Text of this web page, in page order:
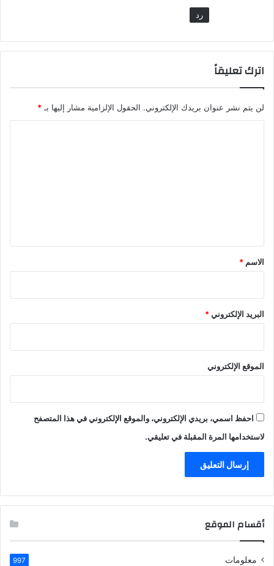
رد
اترك تعليقاً
لن يتم نشر عنوان بريدك الإلكتروني. الحقول الإلزامية مشار إليها بـ *
*
الاسم *
البريد الإلكتروني*
الموقع الإلكتروني
احفظ اسمي، بريدي الإلكتروني، والموقع الإلكتروني في هذا المتصفح
لاستخدامها المرة المقبلة في تعليقي.
أقسام الموقع
معلومات 997